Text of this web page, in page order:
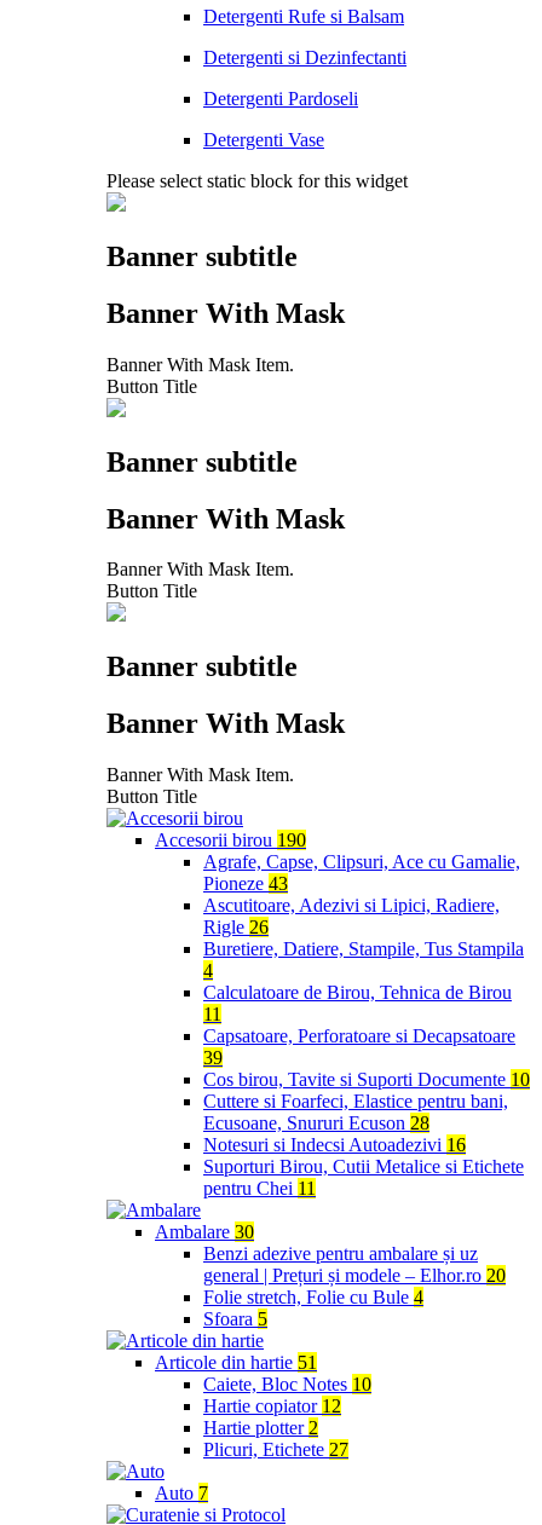
Detergenti Rufe si Balsam
Detergenti si Dezinfectanti
Detergenti Pardoseli
Detergenti Vase
Please select static block for this widget
Banner subtitle
Banner With Mask
Banner With Mask Item.
Button Title
Banner subtitle
Banner With Mask
Banner With Mask Item.
Button Title
Banner subtitle
Banner With Mask
Banner With Mask Item.
Button Title
Accesorii birou 190
Agrafe, Capse, Clipsuri, Ace cu Gamalie,
Pioneze 43
Ascutitoare, Adezivi si Lipici, Radiere,
Rigle 26
Buretiere, Datiere, Stampile, Tus Stampila
4
Calculatoare de Birou, Tehnica de Birou
11
Capsatoare, Perforatoare si Decapsatoare
39
Cos birou, Tavite si Suporti Documente 10
Cuttere si Foarfeci, Elastice pentru bani,
Ecusoane, Snururi Ecuson 28
Notesuri si Indecsi Autoadezivi 16
Suporturi Birou, Cutii Metalice si Etichete
pentru Chei 11
Ambalare 30
Benzi adezive pentru ambalare și uz
general | Prețuri și modele – Elhor.ro 20
Folie stretch, Folie cu Bule 4
Sfoara 5
Articole din hartie 51
Caiete, Bloc Notes 10
Hartie copiator 12
Hartie plotter 2
Plicuri, Etichete 27
Auto 7